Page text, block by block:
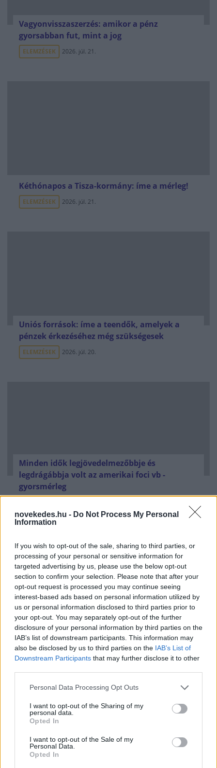
novekedes.hu - Do Not Process My Personal
Information
If you wish to opt-out of the sale, sharing to third parties, or
processing of your personal or sensitive information for
targeted advertising by us, please use the below opt-out
section to confirm your selection. Please note that after your
opt-out request is processed you may continue seeing
interest-based ads based on personal information utilized by
us or personal information disclosed to third parties prior to
your opt-out. You may separately opt-out of the further
disclosure of your personal information by third parties on the
IAB’s list of downstream participants. This information may
also be disclosed by us to third parties on the IAB’s List of
Downstream Participants that may further disclose it to other
Please note that this website/app uses one or more Google
not limited to your visit or usage behaviour. You may click to
grant or deny consent to Google and its third-party tags to
use your data for below specified purposes in below Google
consent section.
Personal Data Processing Opt Outs
I want to opt-out of the Sharing of my
personal data.
Opted In
I want to opt-out of the Sale of my
Personal Data.
Opted In
Vagyonvisszaszerzés: amikor a pénz
gyorsabban fut, mint a jog
ELEMZÉSEK 2026. júl. 21.
Kéthónapos a Tisza-kormány: íme a mérleg!
ELEMZÉSEK 2026. júl. 21.
Uniós források: íme a teendők, amelyek a
pénzek érkezéséhez még szükségesek
ELEMZÉSEK 2026. júl. 20.
Minden idők legjövedelmezőbbje és
legdrágábbja volt az amerikai foci vb -
gyorsmérleg
Mi lett Alain Delon vagyonával? Adóhatósági
csavar a sztoriban
HÍREK 2026. júl. 19.
FRISS HÍREK
Olcsóbbak lettek a balatoni új ingatlanok,
drágulás
HÍREK egy órája